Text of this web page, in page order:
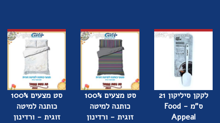
לקקן סיליקון 21
ס"מ - Food
Appeal
סט מצעים 100%
כותנה למיטה
זוגית - ורדינון
סט מצעים 100%
כותנה למיטה
זוגית - ורדינון